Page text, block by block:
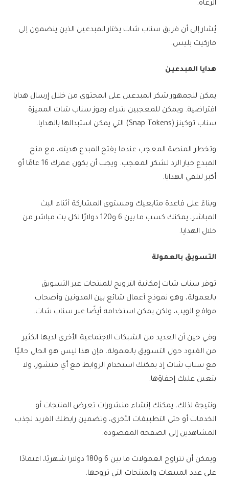
الرعاة.
يُشار إلى أن فريق سناب شات يختار المبدعين الذين ينضمون إلى
ماركيت بليس.
هدايا المبدعين
يمكن للجمهور شكر المبدعين على المحتوى من خلال إرسال هدايا
افتراضية. ويمكن للمعجبين شراء رموز سناب شات المميزة
سناب توكينز (Snap Tokens) التي يمكن استبدالها بالهدايا.
وتخطر المنصة المعجب عندما يفتح المبدع هديته، مع منح
المبدع خيار الرد لشكر المعجب. ويجب أن يكون عمرك 16 عامًا أو
أكبر لتلقي الهدايا.
وبناءً على قاعدة متابعيك ومستوى المشاركة أثناء البث
المباشر، يمكنك كسب ما بين 6 و120 دولارًا لكل بث مباشر من
خلال الهدايا.
التسويق بالعمولة
توفر سناب شات إمكانية الترويج للمنتجات عبر التسويق
بالعمولة، وهو نموذج أعمال شائع بين المدونين وأصحاب
مواقع الويب، ولكن يمكن استخدامه أيضًا عبر سناب شات.
وفي حين أن العديد من الشبكات الاجتماعية الأخرى لديها الكثير
من القيود حول التسويق بالعمولة، فإن هذا ليس هو الحال حاليًا
مع سناب شات إذ يمكنك استخدام الروابط مع أي منشور، ولا
يتعين عليك إخفاؤها.
ونتيجة لذلك، يمكنك إنشاء منشورات تعرض المنتجات أو
الخدمات أو حتى التطبيقات الأخرى، وتضمين رابطك الفريد لجذب
المشاهدين إلى الصفحة المقصودة.
ويمكن أن تتراوح العمولات ما بين 6 و180 دولارا شهريًا، اعتمادًا
على عدد المبيعات والمنتجات التي تروجها.